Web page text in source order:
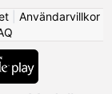
| Användarvillkor